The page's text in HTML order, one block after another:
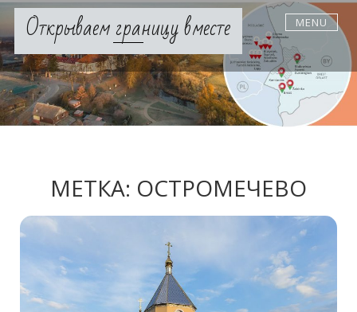
Skip
contentОткрываем границу вместе MENU
МЕТКА: ОСТРОМЕЧЕВО